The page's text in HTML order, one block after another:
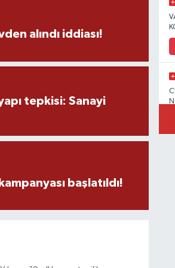
alındı iddiası!
tepkisi: Sanayi
başlatıldı!